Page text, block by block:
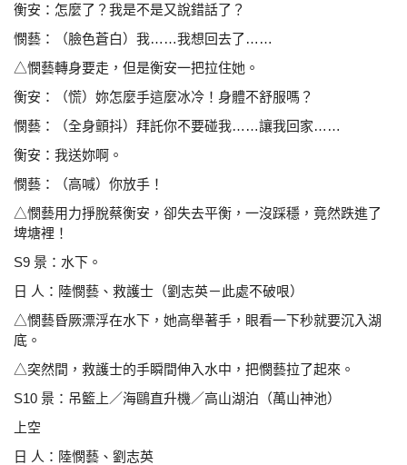
衡安：怎麼了？我是不是又說錯話了？
憫藝：（臉色蒼白）我……我想回去了……
△憫藝轉身要走，但是衡安一把拉住她。
衡安：（慌）妳怎麼手這麼冰冷！身體不舒服嗎？
憫藝：（全身顫抖）拜託你不要碰我……讓我回家……
衡安：我送妳啊。
憫藝：（高喊）你放手！
△憫藝用力掙脫蔡衡安，卻失去平衡，一沒踩穩，竟然跌進了
埤塘裡！
S9 景：水下。
日 人：陸憫藝、救護士（劉志英－此處不破哏）
△憫藝昏厥漂浮在水下，她高舉著手，眼看一下秒就要沉入湖
底。
△突然間，救護士的手瞬間伸入水中，把憫藝拉了起來。
S10 景：吊籃上／海鷗直升機／高山湖泊（萬山神池）
上空
日 人：陸憫藝、劉志英